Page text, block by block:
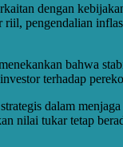
dengan
pengendalian
bahwa
terhadap
dalam
nilai tukar tetap